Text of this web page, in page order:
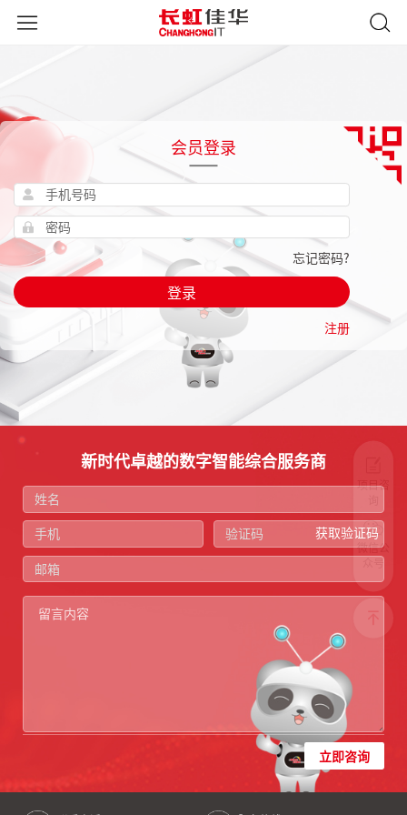
会员登录
忘记密码?
登录
注册
项目咨
微信公
众号
新时代卓越的数字智能综合服务商
获取验证码
立即咨询